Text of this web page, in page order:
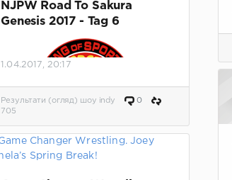
NJPW Road To Sakura
Genesis 2017 - Tag 6
Результаты матчей.
1.04.2017, 20:17
Результати (огляд) шоу indy
0
705